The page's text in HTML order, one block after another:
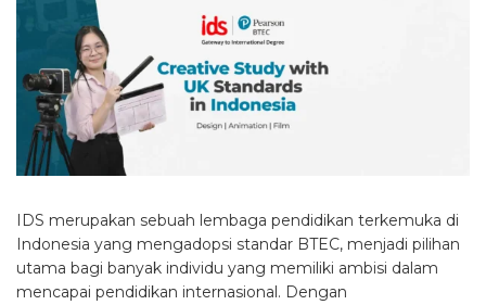
IDS merupakan sebuah lembaga pendidikan terkemuka di
Indonesia yang mengadopsi standar BTEC, menjadi pilihan
utama bagi banyak individu yang memiliki ambisi dalam
mencapai pendidikan internasional. Dengan